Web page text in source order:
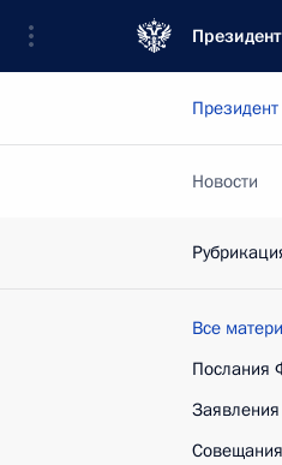
Президент
Новости
Все
Послания